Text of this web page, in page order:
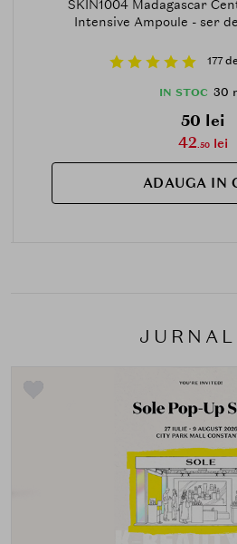
SKIN1004 Madagascar
Intensive Ampoule - ser
177
IN STOC 30
50 lei
42.50lei
ADAUGA IN
JURNAL